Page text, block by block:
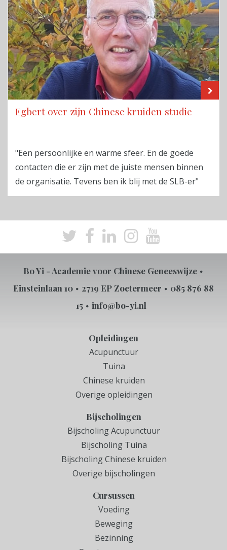
Egbert over zijn Chinese kruiden studie
"Een persoonlijke en warme sfeer. En de goede
contacten die er zijn met de juiste mensen binnen
de organisatie. Tevens ben ik blij met de SLB-er"
Bo Yi - Academie voor Chinese Geneeswijze
Einsteinlaan 10
2719 EP Zoetermeer
085 876 88
15
info@bo-yi.nl
Opleidingen
Acupunctuur
Tuina
Chinese kruiden
Overige opleidingen
Bijscholingen
Bijscholing Acupunctuur
Bijscholing Tuina
Bijscholing Chinese kruiden
Overige bijscholingen
Cursussen
Voeding
Beweging
Bezinning